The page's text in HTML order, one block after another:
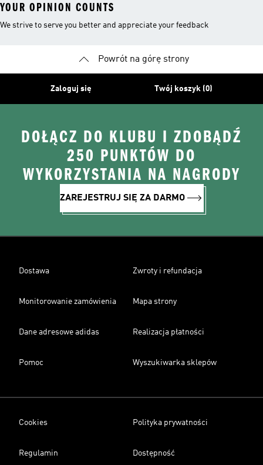
YOUR OPINION COUNTS
We strive to serve you better and appreciate your feedback
Powrót na górę strony
Zaloguj się Twój koszyk (0)
DOŁĄCZ DO KLUBU I ZDOBĄDŹ
250 PUNKTÓW DO
WYKORZYSTANIA NA NAGRODY
ZAREJESTRUJ SIĘ ZA DARMO
Dostawa Zwroty i refundacja
Monitorowanie zamówienia Mapa strony
Dane adresowe adidas Realizacja płatności
Pomoc Wyszukiwarka sklepów
Cookies Polityka prywatności
Regulamin Dostępność